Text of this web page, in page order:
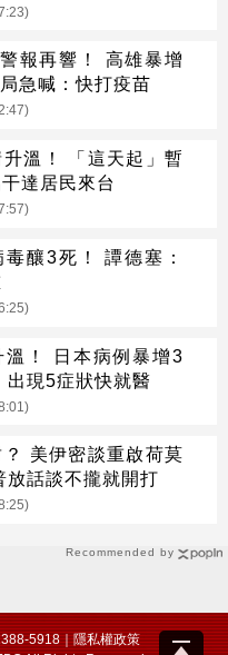
Recommended by
報再響！ 高雄暴增
急喊：快打疫苗
溫！ 「這天起」暫
達居民來台
釀3死！ 譚德塞：
溫！ 日本病例暴增3
出現5症狀快就醫
美伊密談重啟荷莫
放話談不攏就開打
5918｜隱私權政策